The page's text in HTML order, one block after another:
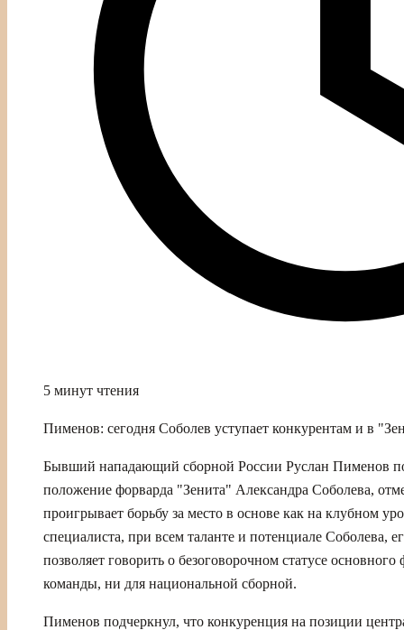
5 минут чтения
Пименов: сегодня Соболев уступает конкурентам и в
Бывший нападающий сборной России Руслан Пименов
положение форварда "Зенита" Александра Соболева,
проигрывает борьбу за место в основе как на клубном
специалиста, при всем таланте и потенциале Соболева,
позволяет говорить о безоговорочном статусе
команды, ни для национальной сборной.
Пименов подчеркнул, что конкуренция на позиции